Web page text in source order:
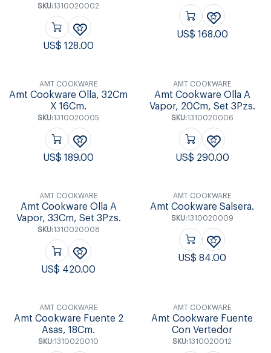
SKU:1310020002
US$128.00
US$ 168.00
AMT COOKWARE
Amt Cookware Olla, 32Cm
X 16Cm.
SKU:1310020005
US$189.00
AMT COOKWARE
Amt Cookware Olla A
Vapor, 20Cm, Set 3Pzs.
SKU:1310020006
US$ 290.00
AMT COOKWARE
Amt Cookware Olla A
Vapor, 33Cm, Set 3Pzs.
SKU:1310020008
US$ 420.00
AMT COOKWARE
Amt Cookware Salsera.
SKU:1310020009
US$84.00
AMT COOKWARE
Amt Cookware Fuente 2
Asas, 18Cm.
SKU:1310020010
AMT COOKWARE
Amt Cookware Fuente
Con Vertedor
SKU:1310020012